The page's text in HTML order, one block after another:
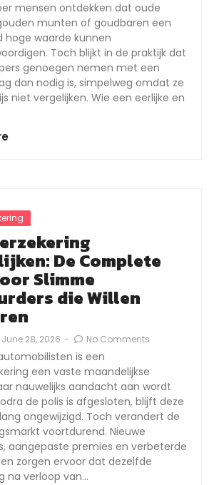
mensen ontdekken dat oude
munten of goudbaren een
hoge waarde kunnen
Toch blijkt in de praktijk dat
genoegen nemen met een
dan nodig is, simpelweg omdat ze
niet vergelijken. Wie een eerlijke en
De Complete
Slimme
die Willen
June 28, 2026 - No Comments
is een
een vaste maandelijkse
nauwelijks aandacht aan wordt
de polis is afgesloten, blijft deze
ongewijzigd. Toch verandert de
voortdurend. Nieuwe
aangepaste premies en verbeterde
zorgen ervoor dat dezelfde
na verloop van…